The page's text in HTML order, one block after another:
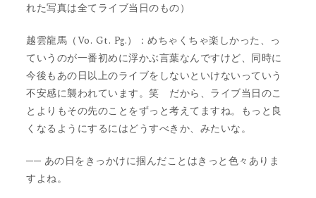
れた写真は全てライブ当日のもの）
越雲龍馬（Vo. Gt. Pg.）：めちゃくちゃ楽しかった、っ
ていうのが一番初めに浮かぶ言葉なんですけど、同時に
今後もあの日以上のライブをしないといけないっていう
不安感に襲われています。笑 だから、ライブ当日のこ
とよりもその先のことをずっと考えてますね。もっと良
くなるようにするにはどうすべきか、みたいな。
── あの日をきっかけに掴んだことはきっと色々ありま
すよね。